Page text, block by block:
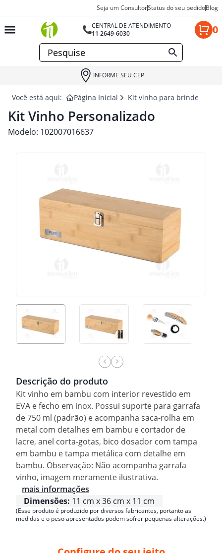
Seja um ConsultorStatus do seu pedidoBlog
CENTRAL DE ATENDIMENTO
11 2649-6030
0
INFORME SEU CEP
Você está aqui: Página Inicial Kit vinho para brindes
Kit Vinho Personalizado
Modelo: 102007016637
Descrição do produto
Kit vinho em bambu com interior revestido em
EVA e fecho em inox. Possui suporte para garrafa
de 750 ml (padrão) e acompanha saca-rolha em
metal com detalhes em bambu e cortador de
lacre, anel corta-gotas, bico dosador com tampa
em bambu e tampa metálica com detalhe em
bambu. Observação: Não acompanha garrafa
vinho, imagem meramente ilustrativa.
mais informações
Dimensões: 11 cm x 36 cm x 11 cm
(Esse produto é produzido por diversos fabricantes, portanto as
medidas e o peso apresentados podem sofrer pequenas alterações.)